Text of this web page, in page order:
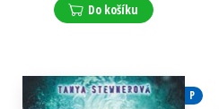
Do košíku
P